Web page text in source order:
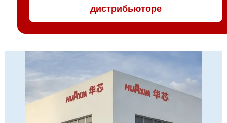
дистрибьюторе